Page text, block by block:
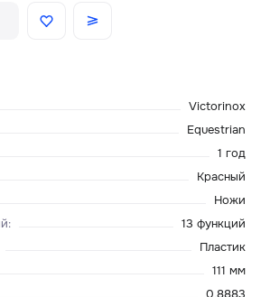
Victorinox
Equestrian
1 год
Красный
Ножи
:
13 функций
Пластик
111 мм
0,8883